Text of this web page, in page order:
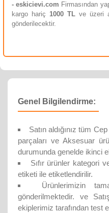
-eskicievi.com Firmasından
kargo hariç1000 TL ve üzeri
gönderilecektir.
Genel Bilgilendirme:
Satın aldığınız tüm
parçaları ve Aksesuar
durumunda genelde ikinci
Sıfır ürünler kategori
etiketi ile etiketlendirilir.
Ürünlerimizin
gönderilmektedir. ve
ekiplerimiz tarafından test